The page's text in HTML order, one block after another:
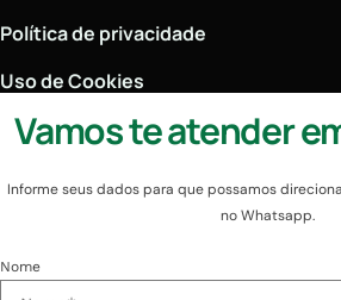
Política de privacidade
Uso de Cookies
Vamos te atender
Informe seus dados para que possamos
no Whatsapp.
Nome